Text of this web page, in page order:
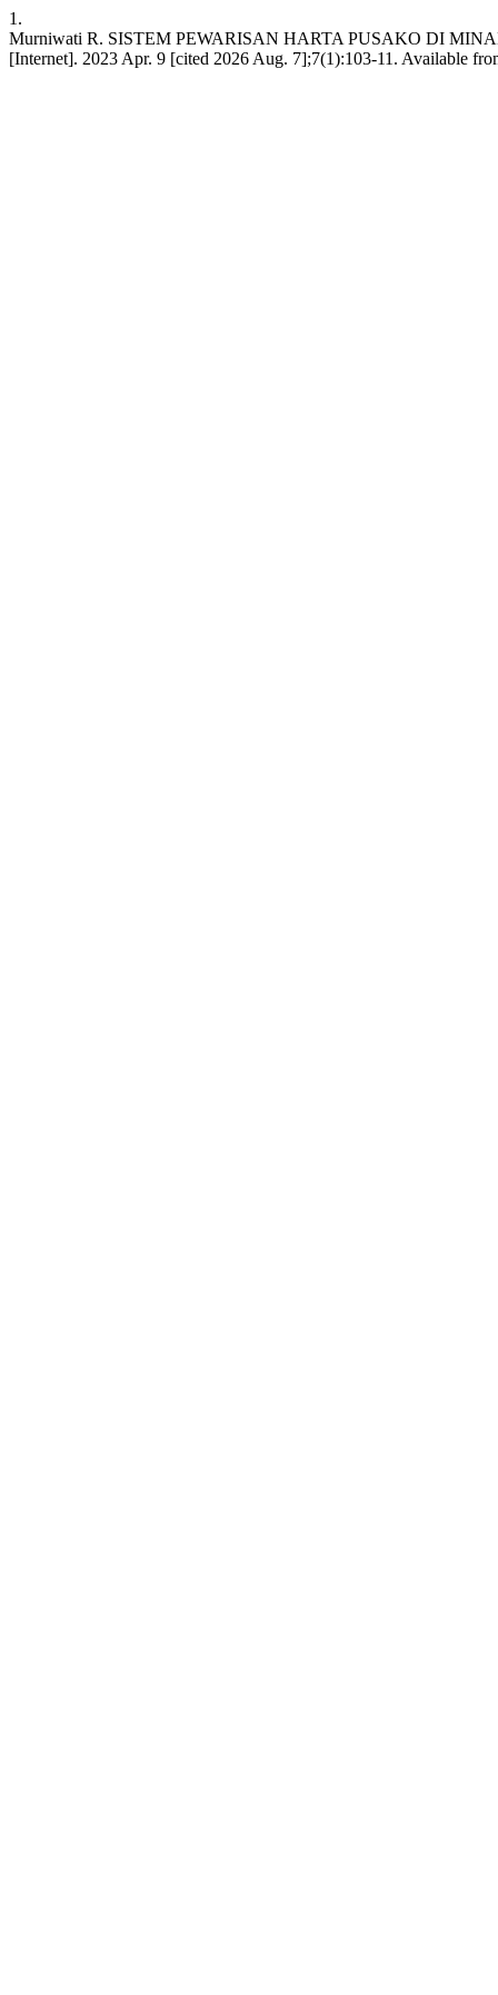
1.
Murniwati R. SISTEM PEWARISAN HARTA PUSAKO DI
[Internet]. 2023 Apr. 9 [cited 2026 Aug. 7];7(1):103-11. Available